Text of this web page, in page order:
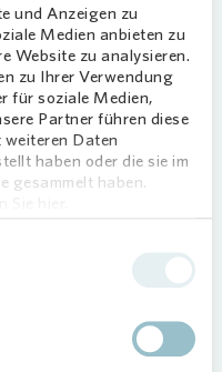
und Anzeigen zu
Medien anbieten zu
Website zu analysieren.
zu Ihrer Verwendung
für soziale Medien,
Partner führen diese
Daten
haben oder die sie im
gesammelt haben.
für 6,50
„Wir leisten
Wohnraum in
achten wir
Vielfalt, was
sind, nur guttun